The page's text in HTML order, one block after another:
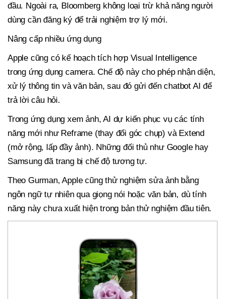
đầu. Ngoài ra, Bloomberg không loại trừ khả năng người
dùng cần đăng ký để trải nghiệm trợ lý mới.
Nâng cấp nhiều ứng dụng
Apple cũng có kế hoạch tích hợp Visual Intelligence
trong ứng dụng camera. Chế độ này cho phép nhận diện,
xử lý thông tin và văn bản, sau đó gửi đến chatbot AI để
trả lời câu hỏi.
Trong ứng dụng xem ảnh, AI dự kiến phục vụ các tính
năng mới như Reframe (thay đổi góc chụp) và Extend
(mở rộng, lấp đầy ảnh). Những đối thủ như Google hay
Samsung đã trang bị chế độ tương tự.
Theo Gurman, Apple cũng thử nghiệm sửa ảnh bằng
ngôn ngữ tự nhiên qua giọng nói hoặc văn bản, dù tính
năng này chưa xuất hiện trong bản thử nghiệm đầu tiên.